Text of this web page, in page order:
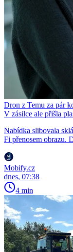
Dron z Temu za pár
V zásilce ale přišla
Nabídka slibovala
Fi přenosem obrazu.
Mobify.cz
dnes, 07:38
4 min